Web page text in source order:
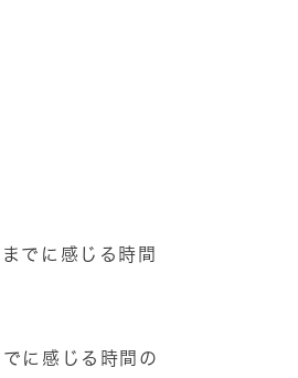
でに感じる時間
に感じる時間の